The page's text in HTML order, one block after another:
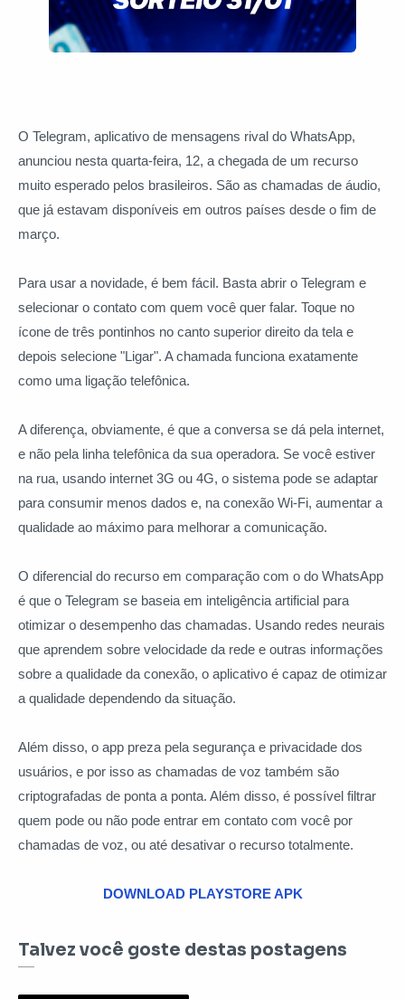
O Telegram, aplicativo de mensagens rival do WhatsApp,
anunciou nesta quarta-feira, 12, a chegada de um recurso
muito esperado pelos brasileiros. São as chamadas de áudio,
que já estavam disponíveis em outros países desde o fim de
março.
Para usar a novidade, é bem fácil. Basta abrir o Telegram e
selecionar o contato com quem você quer falar. Toque no
ícone de três pontinhos no canto superior direito da tela e
depois selecione "Ligar". A chamada funciona exatamente
como uma ligação telefônica.
A diferença, obviamente, é que a conversa se dá pela internet,
e não pela linha telefônica da sua operadora. Se você estiver
na rua, usando internet 3G ou 4G, o sistema pode se adaptar
para consumir menos dados e, na conexão Wi-Fi, aumentar a
qualidade ao máximo para melhorar a comunicação.
O diferencial do recurso em comparação com o do WhatsApp
é que o Telegram se baseia em inteligência artificial para
otimizar o desempenho das chamadas. Usando redes neurais
que aprendem sobre velocidade da rede e outras informações
sobre a qualidade da conexão, o aplicativo é capaz de otimizar
a qualidade dependendo da situação.
Além disso, o app preza pela segurança e privacidade dos
usuários, e por isso as chamadas de voz também são
criptografadas de ponta a ponta. Além disso, é possível filtrar
quem pode ou não pode entrar em contato com você por
chamadas de voz, ou até desativar o recurso totalmente.
DOWNLOAD PLAYSTORE APK
Talvez você goste destas postagens